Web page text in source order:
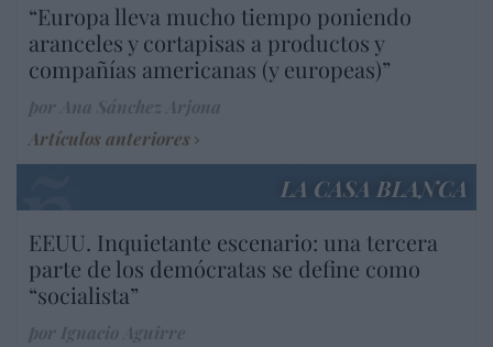
“Europa lleva mucho tiempo poniendo
aranceles y cortapisas a productos y
compañías americanas (y europeas)”
Artículos anteriores
LA CASA BLANCA
EEUU. Inquietante escenario: una tercera
parte de los demócratas se define como
“socialista”